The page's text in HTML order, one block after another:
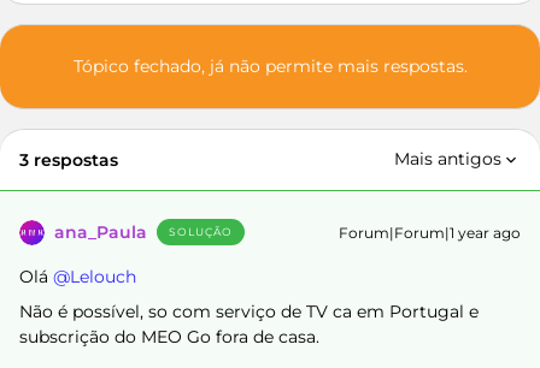
Tópico fechado, já não permite mais respostas.
3 respostas Mais antigos
ana_Paula SOLUÇÃO Forum|Forum|1 year ago
Olá ​ @Lelouch
Não é possível, so com serviço de TV ca em Portugal e
subscrição do MEO Go fora de casa.